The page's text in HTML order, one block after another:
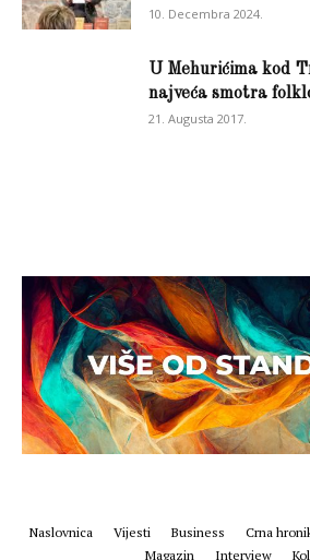
10. Decembra 2024.
U Mehurićima kod
najveća smotra
21. Augusta 2017.
Naslovnica Vijesti Business Crna
Magazin
Interview